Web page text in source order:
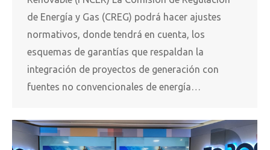
de Energía y Gas (CREG) podrá hacer ajustes
normativos, donde tendrá en cuenta, los
esquemas de garantías que respaldan la
integración de proyectos de generación con
fuentes no convencionales de energía…